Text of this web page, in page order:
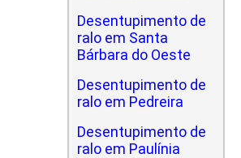
Desentupimento de
ralo em Santa
Bárbara do Oeste
Desentupimento de
ralo em Pedreira
Desentupimento de
ralo em Paulínia